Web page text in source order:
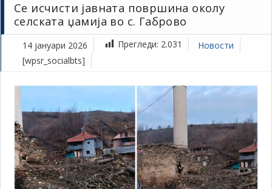
Се исчисти јавната површина околу
селската џамија во с. Габрово
14 јануари 2026 Прегледи: 2.031
Новости
[wpsr_socialbts]